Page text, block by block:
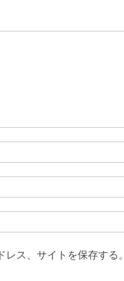
ス、サイトを保存する。